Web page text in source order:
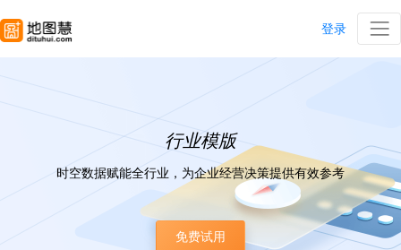
登录
行业模版
时空数据赋能全行业，为企业经营决策提供有效参考
免费试用